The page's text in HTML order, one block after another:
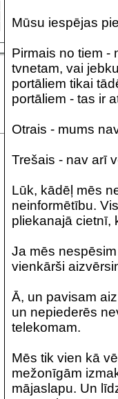
Mūsu iespējas
Pirmais no tiem -
tvnetam, vai
portāliem tikai
portāliem - tas ir
Otrais - mums
Trešais - nav arī
Lūk, kādēļ mēs
neinformētību.
pliekanajā cietnī,
Ja mēs
vienkārši
Ā, un pavisam
un nepiederēs
telekomam.
Mēs tik vien kā
mežonīgām
mājaslapu. Un